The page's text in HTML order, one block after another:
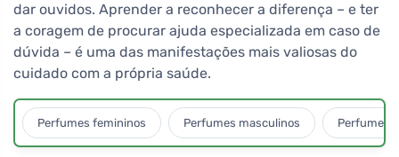
dar ouvidos. Aprender a reconhecer a diferença – e ter
a coragem de procurar ajuda especializada em caso de
dúvida – é uma das manifestações mais valiosas do
cuidado com a própria saúde.
Perfumes femininos Perfumes masculinos Perfumes